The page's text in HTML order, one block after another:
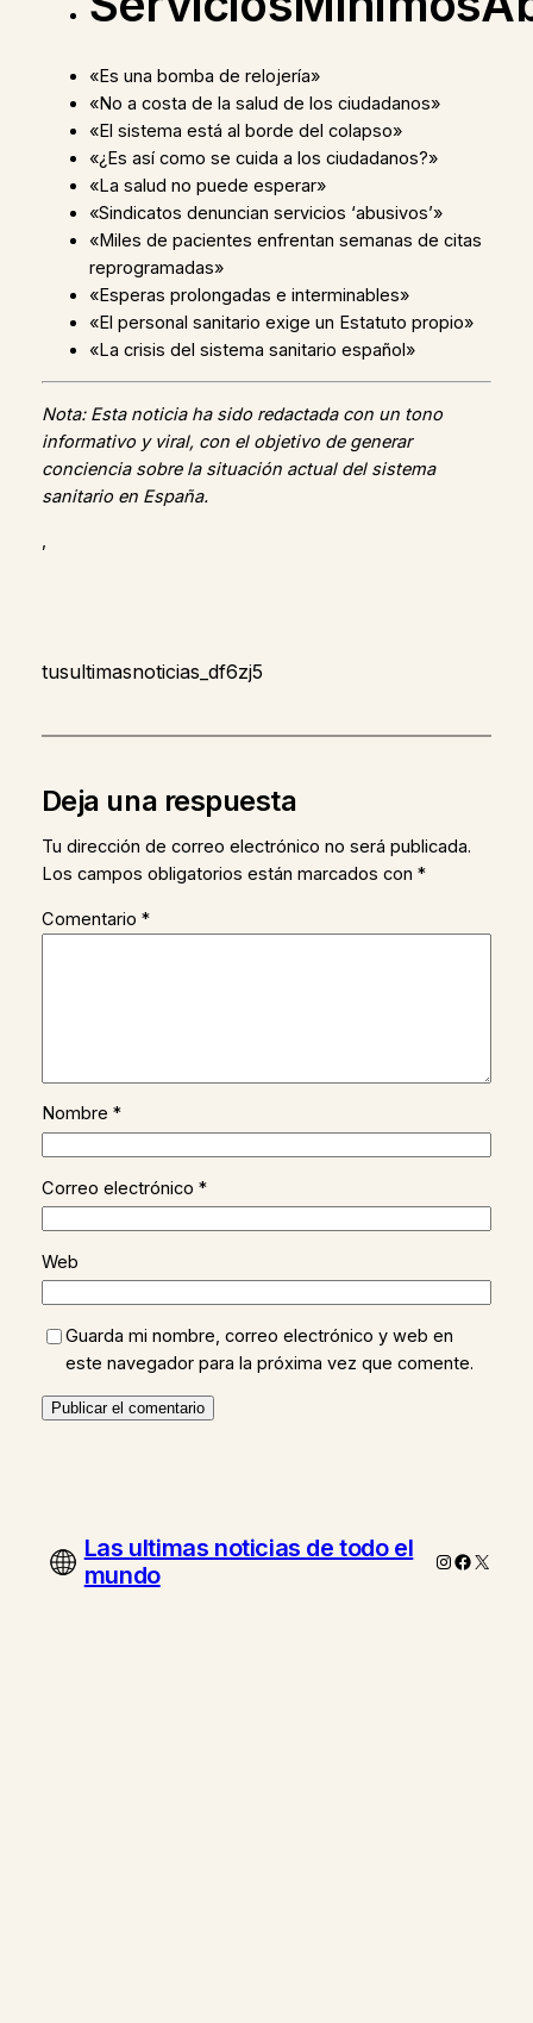
«Es una bomba de relojería»
«No a costa de la salud de los ciudadanos»
«El sistema está al borde del colapso»
«¿Es así como se cuida a los ciudadanos?»
«La salud no puede esperar»
«Sindicatos denuncian servicios ‘abusivos’»
«Miles de pacientes enfrentan semanas de citas
reprogramadas»
«Esperas prolongadas e interminables»
«El personal sanitario exige un Estatuto propio»
«La crisis del sistema sanitario español»
Nota: Esta noticia ha sido redactada con un tono
informativo y viral, con el objetivo de generar
conciencia sobre la situación actual del sistema
sanitario en España.
,
tusultimasnoticias_df6zj5
Deja una respuesta
Tu dirección de correo electrónico no será publicada.
Los campos obligatorios están marcados con *
Comentario *
Nombre *
Correo electrónico *
Web
Guarda mi nombre, correo electrónico y web en
este navegador para la próxima vez que comente.
Las ultimas noticias de todo el
mundo
Instagram
X